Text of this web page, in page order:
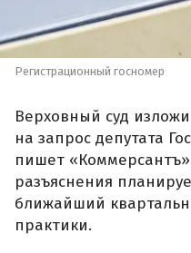
Регистрационный госномер
Верховный суд
на запрос депутата
пишет
разъяснения
ближайший
практики.